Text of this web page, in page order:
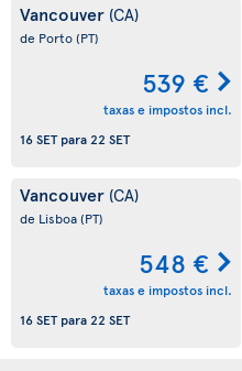
Vancouver (CA)
de Porto(PT)
539 €
taxas e impostos incl.
16 SETpara22 SET
Vancouver (CA)
de Lisboa(PT)
548 €
taxas e impostos incl.
16 SETpara22 SET